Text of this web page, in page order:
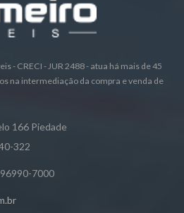
- CRECI - JUR 2488 - atua há mais de 45
na intermediação da compra e venda de
166 Piedade
322
7000